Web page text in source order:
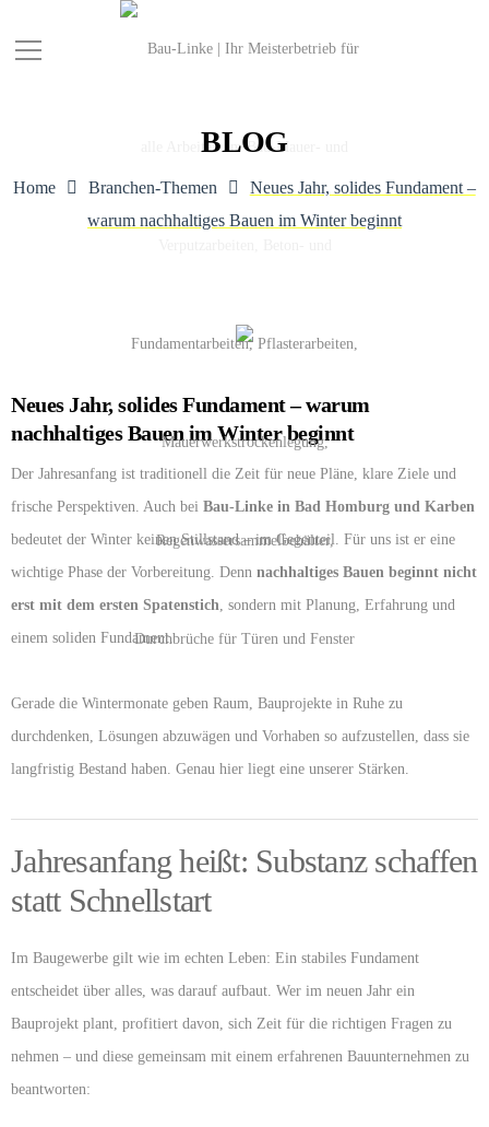
BLOG
Home Branchen-Themen
Neues Jahr, solides Fundament –
warum nachhaltiges Bauen im Winter beginnt
Neues Jahr, solides Fundament – warum
nachhaltiges Bauen im Winter beginnt
Der Jahresanfang ist traditionell die Zeit für neue Pläne, klare Ziele und
frische Perspektiven. Auch bei Bau-Linke in Bad Homburg und Karben
bedeutet der Winter keinen Stillstand – im Gegenteil. Für uns ist er eine
wichtige Phase der Vorbereitung. Denn nachhaltiges Bauen beginnt nicht
erst mit dem ersten Spatenstich, sondern mit Planung, Erfahrung und
einem soliden Fundament.
Gerade die Wintermonate geben Raum, Bauprojekte in Ruhe zu
durchdenken, Lösungen abzuwägen und Vorhaben so aufzustellen, dass sie
langfristig Bestand haben. Genau hier liegt eine unserer Stärken.
Jahresanfang heißt: Substanz schaffen
statt Schnellstart
Im Baugewerbe gilt wie im echten Leben: Ein stabiles Fundament
entscheidet über alles, was darauf aufbaut. Wer im neuen Jahr ein
Bauprojekt plant, profitiert davon, sich Zeit für die richtigen Fragen zu
nehmen – und diese gemeinsam mit einem erfahrenen Bauunternehmen zu
beantworten: